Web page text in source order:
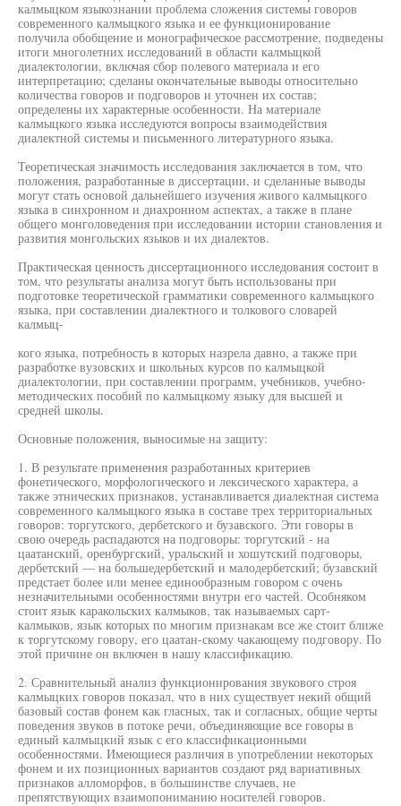
калмыцком языкознании проблема сложения системы говоров
современного калмыцкого языка и ее функционирование
получила обобщение и монографическое рассмотрение, подведены
итоги многолетних исследований в области калмыцкой
диалектологии, включая сбор полевого материала и его
интерпретацию; сделаны окончательные выводы относительно
количества говоров и подговоров и уточнен их состав;
определены их характерные особенности. На материале
калмыцкого языка исследуются вопросы взаимодействия
диалектной системы и письменного литературного языка.
Теоретическая значимость исследования заключается в том, что
положения, разработанные в диссертации, и сделанные выводы
могут стать основой дальнейшего изучения живого калмыцкого
языка в синхронном и диахронном аспектах, а также в плане
общего монголоведения при исследовании истории становления и
развития монгольских языков и их диалектов.
Практическая ценность диссертационного исследования состоит в
том, что результаты анализа могут быть использованы при
подготовке теоретической грамматики современного калмыцкого
языка, при составлении диалектного и толкового словарей
калмыц-
кого языка, потребность в которых назрела давно, а также при
разработке вузовских и школьных курсов по калмыцкой
диалектологии, при составлении программ, учебников, учебно-
методических пособий по калмыцкому языку для высшей и
средней школы.
Основные положения, выносимые на защиту:
1. В результате применения разработанных критериев
фонетического, морфологического и лексического характера, а
также этнических признаков, устанавливается диалектная система
современного калмыцкого языка в составе трех территориальных
говоров: торгутского, дербетского и бузавского. Эти говоры в
свою очередь распадаются на подговоры: торгутский - на
цаатанский, оренбургский, уральский и хошутский подговоры,
дербетский — на большедербетский и малодербетский; бузавский
предстает более или менее единообразным говором с очень
незначительными особенностями внутри его частей. Особняком
стоит язык каракольских калмыков, так называемых сарт-
калмыков, язык которых по многим признакам все же стоит ближе
к торгутскому говору, его цаатан-скому чакающему подговору. По
этой причине он включен в нашу классификацию.
2. Сравнительный анализ функционирования звукового строя
калмыцких говоров показал, что в них существует некий общий
базовый состав фонем как гласных, так и согласных, общие черты
поведения звуков в потоке речи, объединяющие все говоры в
единый калмыцкий язык с его классификационными
особенностями. Имеющиеся различия в употреблении некоторых
фонем и их позиционных вариантов создают ряд вариативных
признаков алломорфов, в большинстве случаев, не
препятствующих взаимопониманию носителей говоров.